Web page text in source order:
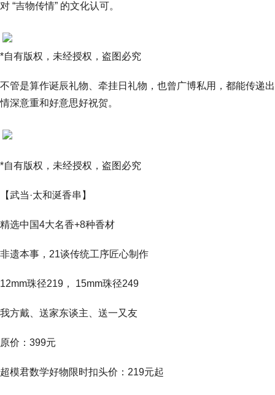
对 “吉物传情” 的文化认可。
*自有版权，未经授权，盗图必究
不管是算作诞辰礼物、牵挂日礼物，也曾广博私用，都能传递出
情深意重和好意思好祝贺。
*自有版权，未经授权，盗图必究
【武当·太和涎香串】
精选中国4大名香+8种香材
非遗本事，21谈传统工序匠心制作
12mm珠径219， 15mm珠径249
我方戴、送家东谈主、送一又友
原价：399元
超模君数学好物限时扣头价：219元起